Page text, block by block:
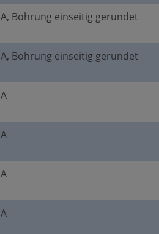
A, Bohrung einseitig gerundet
A, Bohrung einseitig gerundet
A
A
A
A